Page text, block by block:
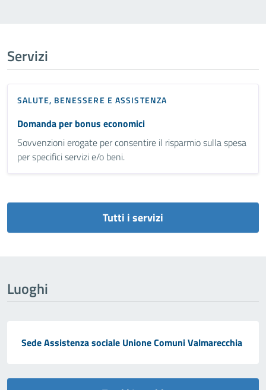
Servizi
SALUTE, BENESSERE E ASSISTENZA
Domanda per bonus economici
Sovvenzioni erogate per consentire il risparmio sulla spesa
per specifici servizi e/o beni.
Tutti i servizi
Luoghi
Sede Assistenza sociale Unione Comuni Valmarecchia